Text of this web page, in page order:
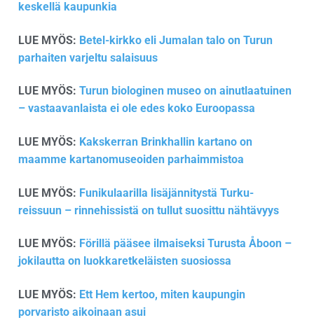
keskellä kaupunkia
LUE MYÖS: Betel-kirkko eli Jumalan talo on Turun
parhaiten varjeltu salaisuus
LUE MYÖS: Turun biologinen museo on ainutlaatuinen
– vastaavanlaista ei ole edes koko Euroopassa
LUE MYÖS: Kakskerran Brinkhallin kartano on
maamme kartanomuseoiden parhaimmistoa
LUE MYÖS: Funikulaarilla lisäjännitystä Turku-
reissuun – rinnehissistä on tullut suosittu nähtävyys
LUE MYÖS: Förillä pääsee ilmaiseksi Turusta Åboon –
jokilautta on luokkaretkeläisten suosiossa
LUE MYÖS: Ett Hem kertoo, miten kaupungin
porvaristo aikoinaan asui